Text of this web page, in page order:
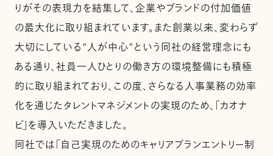
りがその表現力を結集して、企業やブランドの付加価値
の最大化に取り組まれています。また創業以来、変わらず
大切にしている“人が中心”という同社の経営理念にも
ある通り、社員一人ひとりの働き方の環境整備にも積極
的に取り組まれており、この度、さらなる人事業務の効率
化を通じたタレントマネジメントの実現のため、「カオナ
ビ」を導入いただきました。
同社では「自己実現のためのキャリアプランエントリー制